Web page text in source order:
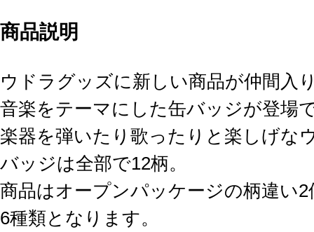
商品説明
ウドラグッズに新しい商品が仲間入
音楽をテーマにした缶バッジが登場
楽器を弾いたり歌ったりと楽しげな
バッジは全部で12柄。
商品はオープンパッケージの柄違い
6種類となります。